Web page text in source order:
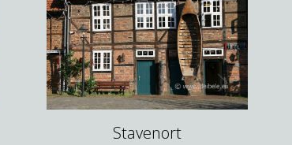
Stavenort